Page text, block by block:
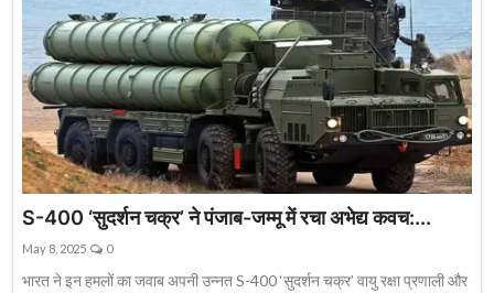
S-400 ‘सुदर्शन चक्र’ ने पंजाब-जम्मू में रचा अभेद्य कवच:...
May 8, 2025 0
भारत ने इन हमलों का जवाब अपनी उन्नत S-400 ‘सुदर्शन चक्र’ वायु रक्षा प्रणाली और